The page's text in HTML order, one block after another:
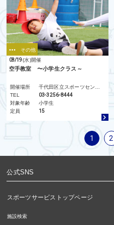
その他
08/19(水)開催
空手教室 〜小学生クラス～
開催場所
千代田区立スポーツセンター
TEL
03-3256-8444
対象年齢
小学生
定員
15
1 2
公式SNS
スポーツサービストップページ
施設検索